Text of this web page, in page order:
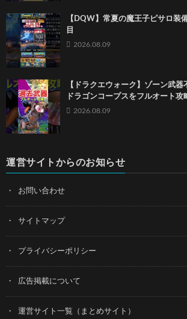
【DQW】常夏の魔王子ピサロ装
目
2026.08.09
【ドラクエウォーク】ゾーン武
ドラゴンコープスをフルオート攻
2026.08.09
運営サイトからのお知らせ
お問い合わせ
サイトマップ
プライバシーポリシー
広告掲載について
運営サイト一覧（まとめサイト）